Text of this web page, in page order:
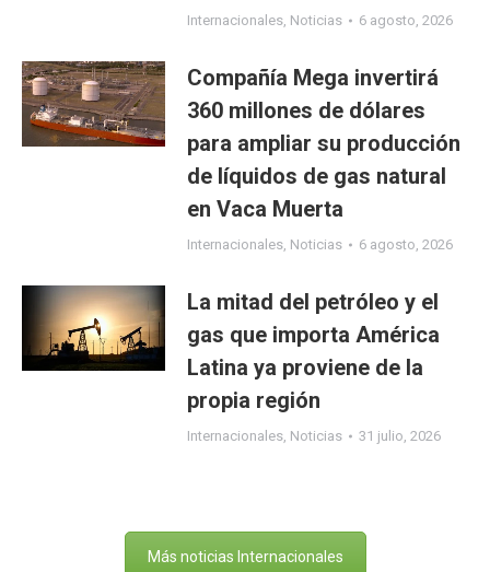
Internacionales, Noticias 6 agosto, 2026
Compañía Mega invertirá
360 millones de dólares
para ampliar su producción
de líquidos de gas natural
en Vaca Muerta
Internacionales, Noticias 6 agosto, 2026
La mitad del petróleo y el
gas que importa América
Latina ya proviene de la
propia región
Internacionales, Noticias 31 julio, 2026
Más noticias Internacionales